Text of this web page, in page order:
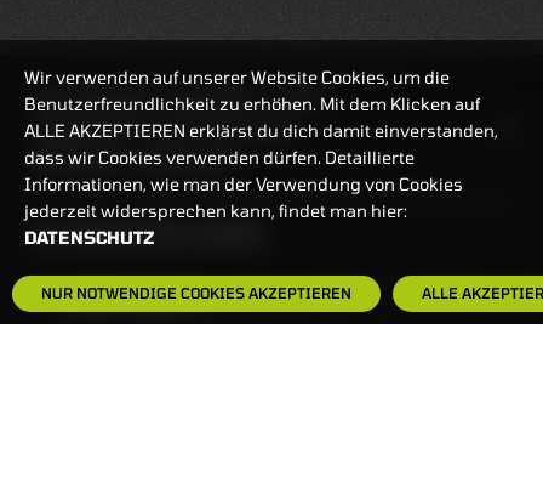
BANKEINSTELLUNGEN
HÄUFIG GESUCHT:
REALTIMEKURSE 06.08.2026
17:43:09
HANDELSZEIT
MO-FR: 7:30-23 UHR
ZERTIFIKATE
8:00-22 UHR
Wir verwenden auf unserer Website Cookies, um die
Benutzerfreundlichkeit zu erhöhen. Mit dem Klicken auf
ALLE AKZEPTIEREN erklärst du dich damit einverstanden,
dass wir Cookies verwenden dürfen. Detaillierte
Informationen, wie man der Verwendung von Cookies
jederzeit widersprechen kann, findet man hier:
DATENSCHUTZ
NUR NOTWENDIGE COOKIES AKZEPTIEREN ALLE